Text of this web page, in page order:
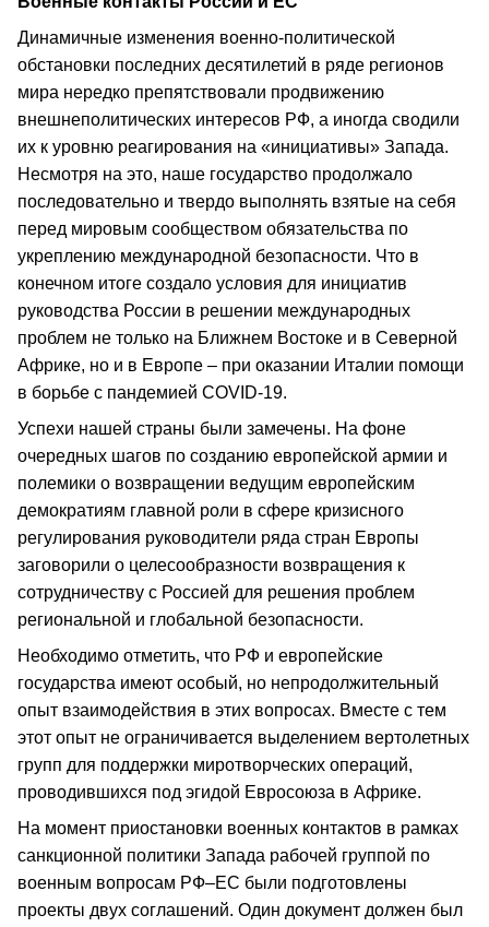
Динамичные изменения военно-политической
обстановки последних десятилетий в ряде регионов
мира нередко препятствовали продвижению
внешнеполитических интересов РФ, а иногда сводили
их к уровню реагирования на «инициативы» Запада.
Несмотря на это, наше государство продолжало
последовательно и твердо выполнять взятые на себя
перед мировым сообществом обязательства по
укреплению международной безопасности. Что в
конечном итоге создало условия для инициатив
руководства России в решении международных
проблем не только на Ближнем Востоке и в Северной
Африке, но и в Европе – при оказании Италии помощи
в борьбе с пандемией COVID-19.
Успехи нашей страны были замечены. На фоне
очередных шагов по созданию европейской армии и
полемики о возвращении ведущим европейским
демократиям главной роли в сфере кризисного
регулирования руководители ряда стран Европы
заговорили о целесообразности возвращения к
сотрудничеству с Россией для решения проблем
региональной и глобальной безопасности.
Необходимо отметить, что РФ и европейские
государства имеют особый, но непродолжительный
опыт взаимодействия в этих вопросах. Вместе с тем
этот опыт не ограничивается выделением вертолетных
групп для поддержки миротворческих операций,
проводившихся под эгидой Евросоюза в Африке.
На момент приостановки военных контактов в рамках
санкционной политики Запада рабочей группой по
военным вопросам РФ–ЕС были подготовлены
проекты двух соглашений. Один документ должен был